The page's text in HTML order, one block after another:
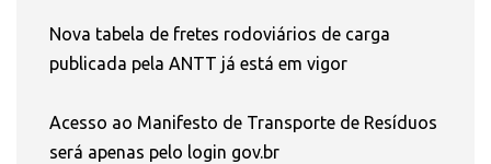
Nova tabela de fretes rodoviários de carga
publicada pela ANTT já está em vigor
Acesso ao Manifesto de Transporte de Resíduos
será apenas pelo login gov.br